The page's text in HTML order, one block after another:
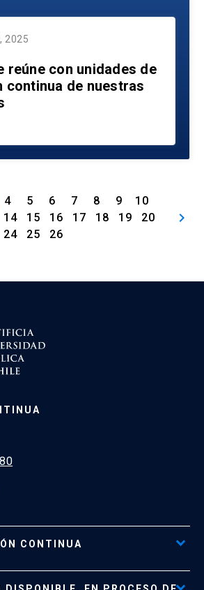
2025
reúne con unidades de
continua de nuestras
4 5 6 7 8 9
10
14 15 16 17 18 19
20
24 25 26
keyboard_arrow_right
CONTINUA